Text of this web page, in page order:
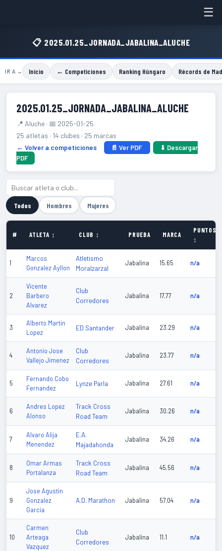
☰
📋 2025.01.25_JORNADA_JABALINA_ALUCHE
IR A → Inicio ← Competiciones Ranking Húngaro Récords de
2025.01.25_JORNADA_JABALINA_ALUCHE
📍 Aluche · 📅 2025-01-25
25 atletas · 14 clubes · 25 marcas
← Volver a competiciones
📄 Ver PDF
⬇ Descargar
PDF
Todos Hombres Mujeres
# ATLETA ↕ CLUB ↕ PRUEBA MARCA
PUNTOS
↕
1
Marcos
Gonzalez Ayllon
Atletismo
Moralzarzal
Jabalina 15.65 n/a
2
Vicente
Barbero
Alvarez
Club
Corredores
Jabalina 17.77 n/a
3
Alberto Martin
Lopez
ED Santander Jabalina 23.29 n/a
4
Antonio Jose
Vallejo Jimenez
Club
Corredores
Jabalina 23.77 n/a
5
Fernando Cobo
Fernandez
Lynze Parla Jabalina 27.61 n/a
6
Andres Lopez
Alonso
Track Cross
Road Team
Jabalina 30.26 n/a
7
Alvaro Alija
Menendez
E.A.
Majadahonda
Jabalina 34.26 n/a
8
Omar Armas
Portalanza
Track Cross
Road Team
Jabalina 45.56 n/a
9
Jose Agustin
Gonzalez
Garcia
A.D. Marathon Jabalina 57.04 n/a
10
Carmen
Arteaga
Vazquez
Club
Corredores
Jabalina 11.1 n/a